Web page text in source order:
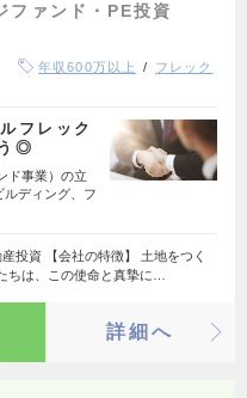
ファンド・PE投資
年収600万以上
フレック
フレック
◎
ド事業）の立
ルディング、フ
投資 【会社の特徴】 土地をつく
ちは、この使命と真摯に…
詳細へ